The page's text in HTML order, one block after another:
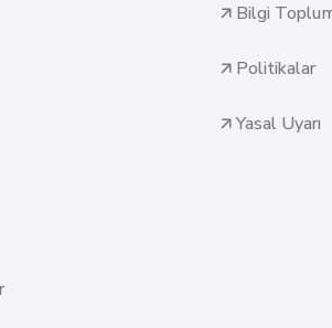
Bilgi
Politikalar
Yasal Uyarı